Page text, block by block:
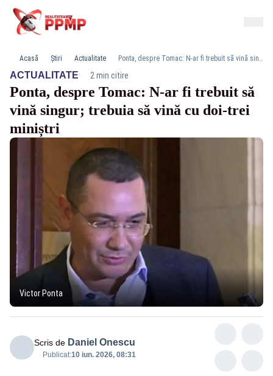
Acasă Știri Actualitate Ponta, despre Tomac: N-ar fi trebuit să vină singur; trebuia să vină cu doi-trei miniștri
ACTUALITATE· 2 min citire
Ponta, despre Tomac: N-ar fi trebuit să
vină singur; trebuia să vină cu doi-trei
miniștri
Victor Ponta
Scris de Daniel Onescu
Publicat:10 iun. 2026, 08:31